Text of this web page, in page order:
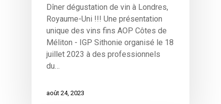
Dîner dégustation de vin à Londres,
Royaume-Uni !!! Une présentation
unique des vins fins AOP Côtes de
Méliton - IGP Sithonie organisé le 18
juillet 2023 à des professionnels
du…
août 24, 2023